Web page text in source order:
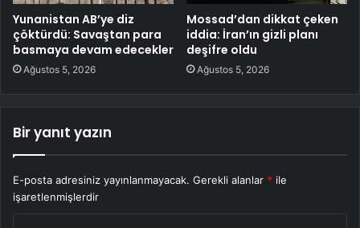
Yunanistan AB’ye diz
çöktürdü: Savaştan para
basmaya devam edecekler
Ağustos 5, 2026
Mossad’dan dikkat çeken
iddia: İran’ın gizli planı
deşifre oldu
Ağustos 5, 2026
Bir yanıt yazın
E-posta adresiniz yayınlanmayacak. Gerekli alanlar * ile
işaretlenmişlerdir